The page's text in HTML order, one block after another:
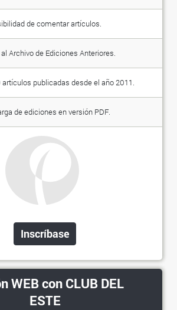
de comentar artículos.
Archivo de Ediciones Anteriores.
publicadas desde el año 2011.
de ediciones en versión PDF.
Inscríbase
WEB con CLUB DEL
ESTE